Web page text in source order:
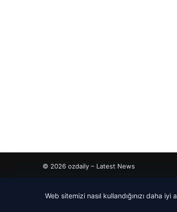
© 2026 ozdaily – Latest News
Web sitemizi nasıl kullandığınızı daha